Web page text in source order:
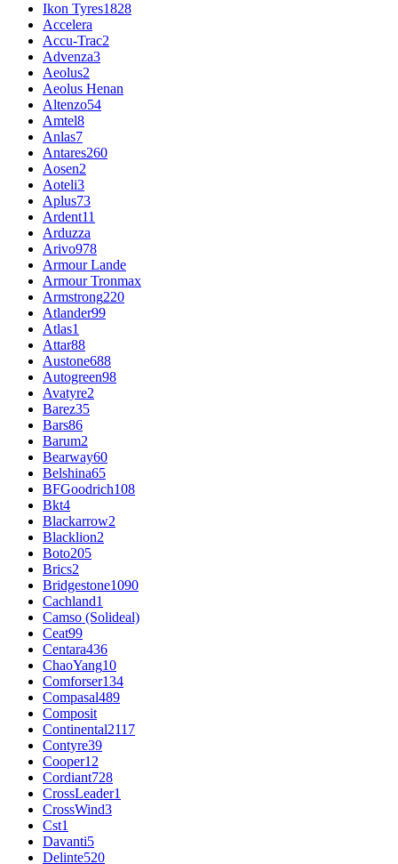
Ikon Tyres1828
Accelera
Accu-Trac2
Advenza3
Aeolus2
Aeolus Henan
Altenzo54
Amtel8
Anlas7
Antares260
Aosen2
Aoteli3
Aplus73
Ardent11
Arduzza
Arivo978
Armour Lande
Armour Tronmax
Armstrong220
Atlander99
Atlas1
Attar88
Austone688
Autogreen98
Avatyre2
Barez35
Bars86
Barum2
Bearway60
Belshina65
BFGoodrich108
Bkt4
Blackarrow2
Blacklion2
Boto205
Brics2
Bridgestone1090
Cachland1
Camso (Solideal)
Ceat99
Centara436
ChaoYang10
Comforser134
Compasal489
Composit
Continental2117
Contyre39
Cooper12
Cordiant728
CrossLeader1
CrossWind3
Cst1
Davanti5
Delinte520